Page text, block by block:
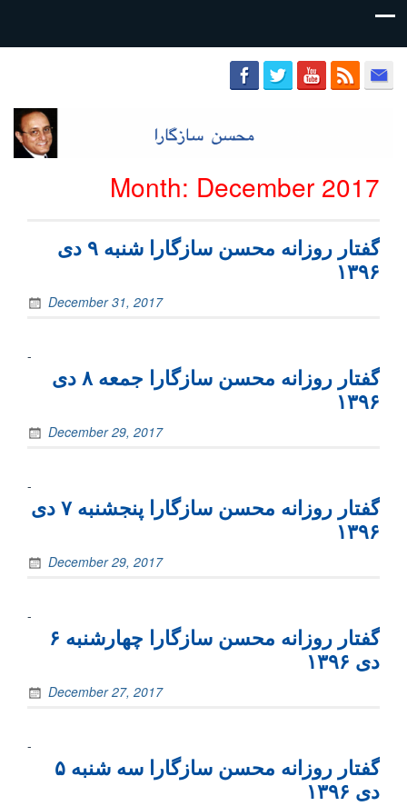
محسن
سازگارا
Month: December 2017
گفتار روزانه محسن سازگارا شنبه ۹ دی
۱۳۹۶
December 31, 2017
-
گفتار روزانه محسن سازگارا جمعه ۸ دی
۱۳۹۶
December 29, 2017
-
گفتار روزانه محسن سازگارا پنجشنبه ۷ دی
۱۳۹۶
December 29, 2017
-
گفتار روزانه محسن سازگارا چهارشنبه ۶
دی ۱۳۹۶
December 27, 2017
-
گفتار روزانه محسن سازگارا سه شنبه ۵
دی ۱۳۹۶